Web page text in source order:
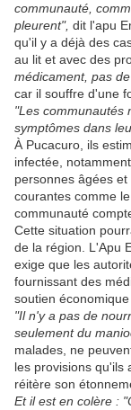
communauté,
pleurent", dit l'apu
qu'il y a déjà des
au lit et avec des
médicament, pas
car il souffre d'une
"Les communautés
symptômes dans
À Pucacuro, ils
infectée,
personnes âgées
courantes comme
communauté
Cette situation
de la région. L'Apu
exige que les
fournissant des
soutien
"Il n'y a pas de
seulement du
malades, ne
les provisions qu'ils
réitère son
Et il est en colère :